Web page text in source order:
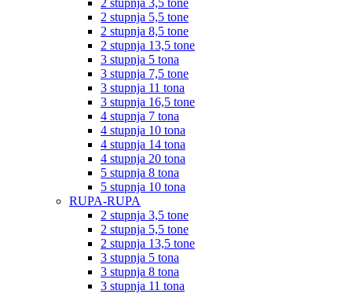
2 stupnja 3,5 tone
2 stupnja 5,5 tone
2 stupnja 8,5 tone
2 stupnja 13,5 tone
3 stupnja 5 tona
3 stupnja 7,5 tone
3 stupnja 11 tona
3 stupnja 16,5 tone
4 stupnja 7 tona
4 stupnja 10 tona
4 stupnja 14 tona
4 stupnja 20 tona
5 stupnja 8 tona
5 stupnja 10 tona
RUPA-RUPA
2 stupnja 3,5 tone
2 stupnja 5,5 tone
2 stupnja 13,5 tone
3 stupnja 5 tona
3 stupnja 8 tona
3 stupnja 11 tona